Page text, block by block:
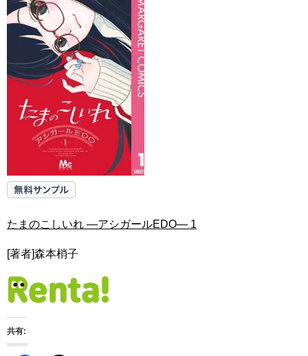
たまのこしいれ ―アシガールEDO― 1
[著者]森本梢子
共有: